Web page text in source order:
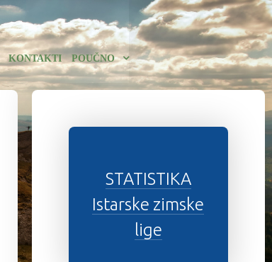
KONTAKTI POUČNO
STATISTIKA
Istarske zimske
lige